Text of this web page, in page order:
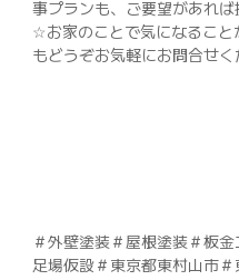
事プランも、ご要望があれ
☆お家のことで気になるこ
もどうぞお気軽にお問合せ
＃外壁塗装＃屋根塗装＃板
足場仮設＃東京都東村山市